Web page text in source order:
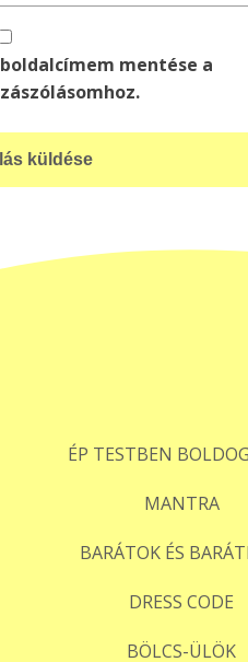
mentése a
ÉP TESTBEN
MANTRA
BARÁTOK ÉS
DRESS CODE
BÖLCS-ÜLÖK